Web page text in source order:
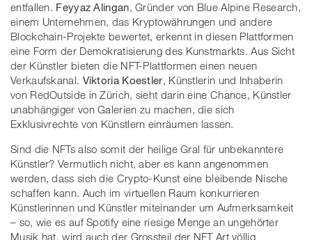
entfallen. Feyyaz Alingan, Gründer von Blue Alpine Research,
einem Unternehmen, das Kryptowährungen und andere
Blockchain-Projekte bewertet, erkennt in diesen Plattformen
eine Form der Demokratisierung des Kunstmarkts. Aus Sicht
der Künstler bieten die NFT-Plattformen einen neuen
Verkaufskanal. Viktoria Koestler, Künstlerin und Inhaberin
von RedOutside in Zürich, sieht darin eine Chance, Künstler
unabhängiger von Galerien zu machen, die sich
Exklusivrechte von Künstlern einräumen lassen.
Sind die NFTs also somit der heilige Gral für unbekanntere
Künstler? Vermutlich nicht, aber es kann angenommen
werden, dass sich die Crypto-Kunst eine bleibende Nische
schaffen kann. Auch im virtuellen Raum konkurrieren
Künstlerinnen und Künstler miteinander um Aufmerksamkeit
– so, wie es auf Spotify eine riesige Menge an ungehörter
Musik hat, wird auch der Grossteil der NFT Art völlig